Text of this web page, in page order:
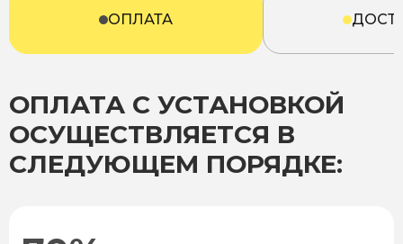
ОПЛАТА
ОПЛАТА С УСТАНОВКОЙ
ОСУЩЕСТВЛЯЕТСЯ В
СЛЕДУЮЩЕМ ПОРЯДКЕ: